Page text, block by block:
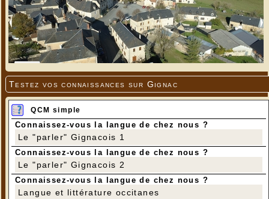
Testez vos connaissances sur Gignac
QCM simple
Connaissez-vous la langue de chez nous ?
Le "parler" Gignacois 1
Connaissez-vous la langue de chez nous ?
Le "parler" Gignacois 2
Connaissez-vous la langue de chez nous ?
Langue et littérature occitanes